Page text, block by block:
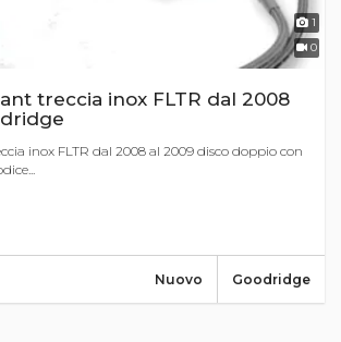
1
0
treccia inox FLTR dal 2008
inox FLTR dal 2008 al 2009 disco doppio con
Goodridge
Nuovo